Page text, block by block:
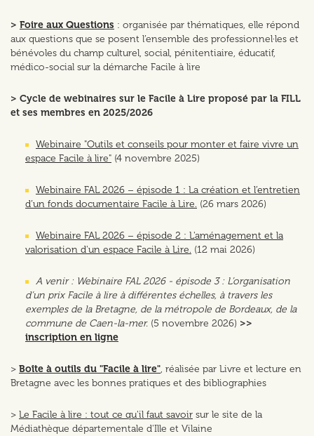
> Foire aux Questions : organisée par thématiques, elle répond
aux questions que se posent l’ensemble des professionnel·les et
bénévoles du champ culturel, social, pénitentiaire, éducatif,
médico-social sur la démarche Facile à lire
> Cycle de webinaires sur le Facile à Lire proposé par la FILL
et ses membres en 2025/2026
Webinaire "Outils et conseils pour monter et faire vivre un
espace Facile à lire" (4 novembre 2025)
Webinaire FAL 2026 – épisode 1 : La création et l’entretien
d’un fonds documentaire Facile à Lire. (26 mars 2026)
Webinaire FAL 2026 – épisode 2 : L'aménagement et la
valorisation d'un espace Facile à Lire. (12 mai 2026)
A venir : Webinaire FAL 2026 - épisode 3 : L’organisation
d’un prix Facile à lire à différentes échelles, à travers les
exemples de la Bretagne, de la métropole de Bordeaux, de la
commune de Caen-la-mer. (5 novembre 2026) >>
inscription en ligne
> Boîte à outils du "Facile à lire", réalisée par Livre et lecture en
Bretagne avec les bonnes pratiques et des bibliographies
> Le Facile à lire : tout ce qu'il faut savoir sur le site de la
Médiathèque départementale d'Ille et Vilaine